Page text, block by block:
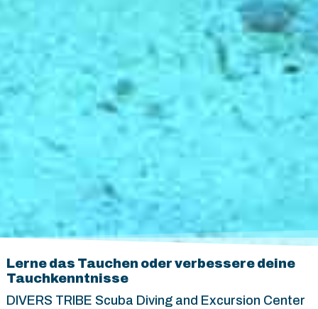
Lerne das Tauchen oder verbessere deine
Tauchkenntnisse
DIVERS TRIBE Scuba Diving and Excursion Center